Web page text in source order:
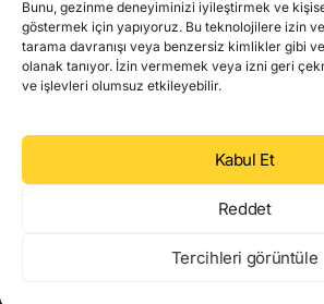
Bunu, gezinme deneyiminizi iyileştirmek ve
göstermek için yapıyoruz. Bu teknolojilere izin
tarama davranışı veya benzersiz kimlikler gibi
olanak tanıyor. İzin vermemek veya izni geri
ve işlevleri olumsuz etkileyebilir.
Kabul Et
Reddet
Tercihleri görüntüle
Gaming Coinleri
RWA Coinleri
DeFi Coinleri
DePIN Coinleri
Metaverse Coinleri
Web 3.0 Coinleri
Coin Türevleri